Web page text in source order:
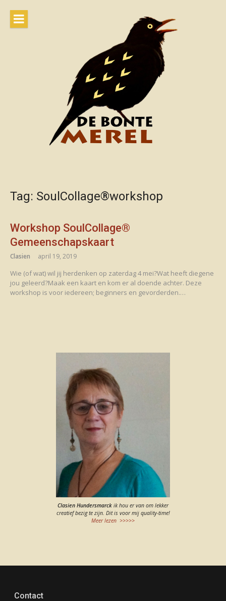
inhoud
Tag: SoulCollage®workshop
Workshop SoulCollage®
Gemeenschapskaart
Clasien april 19, 2019
Wie (of wat) wil jij herdenken op zaterdag 4 mei?Wat heeft diegene
jou geleerd?Maak een kaart en kom er al doende achter. Deze
workshop is voor iedereen; beginners en gevorderden.…
Clasien Hundersmarck ik hou er van om lekker
creatief bezig te zijn. Dit is voor mij quality-time!
Meer lezen >>>>>
Contact